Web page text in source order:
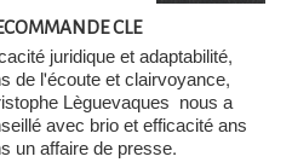
CLE
juridique et adaptabilité,
de l'écoute et clairvoyance,
Lèguevaques nous a
avec brio et efficacité ans
un affaire de presse.